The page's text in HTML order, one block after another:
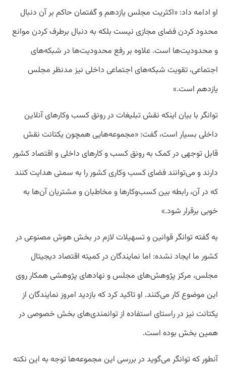
او ادامه داد: «اکثریت مجلس یازدهم و گفتمان حاکم بر آن دنبال
محدود کردن فضای مجازی نیست بلکه به دنبال برطرف کردن موانع
و محدودیت‌ها است. علاوه بر رفع محدودیت‌ها در شبکه‌های
اجتماعی، تقویت شبکه‌های اجتماعی داخلی نیز مدنظر مجلس
یازدهم است.»
توانگر با بیان اینکه نقش تبلیغات در رونق کسب وکار‌های آنلاین
داخلی بسیار است، گفت: «مجموعه‌هایی همچون یکتانت نقش
قابل توجهی در کمک به رونق کسب و کار‌های داخلی و اقتصاد کشور
دارند و می‌توانند فضای کسب و‌کاری کشور را به سمتی هدایت کنند
که در آن، رابطه بین کسب‌و‌کار‌ها و مخاطبان و مشتریان آن‌ها به
خوبی برقرار شود.»
به گفته توانگر قوانین و تسهیلات لازم در بخش هوش مصنوعی در
کشور ما ایجاد نشده: اما نمایندگان در کمیته اقتصاد دیجیتال
مجلس، مرکز پژوهش‌های مجلس و نهاد‌های پژوهشی همکار روی
این موضوع کار می‌کنند. او تاکید کرد که بازدید امروز نمایندگان از
یکتانت نیز در راستای استفاده از توانمندی‌های بخش خصوصی در
همین بخش بوده است.
آنطور که توانگر می‌گوید در بررسی این مجموعه‌ها توجه به این نکته